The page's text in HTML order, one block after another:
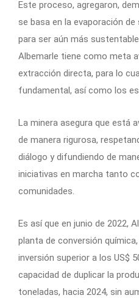
Este proceso, agregaron,
se basa en la evaporación de
para ser aún más
Albemarle tiene como meta
extracción directa, para lo
fundamental, así como los
La minera asegura que está
de manera rigurosa,
diálogo y difundiendo de
iniciativas en marcha tanto
comunidades.
Es así que en junio de 2022,
planta de conversión
inversión superior a los US$
capacidad de duplicar la
toneladas, hacia 2024, sin